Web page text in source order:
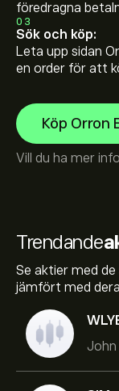
Trendande
Se aktier med
jämfört med
John
föredragna
03
Sök och köp:
Leta upp sidan
en order för att
Köp Orron
Vill du ha mer